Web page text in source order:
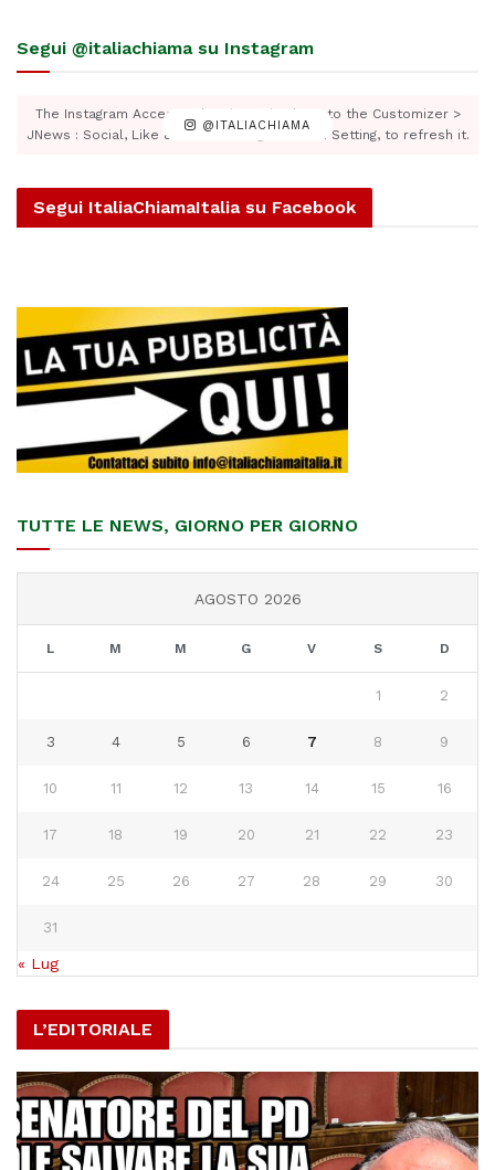
Segui @italiachiama su Instagram
@ITALIACHIAMA
The Instagram Access Token is expired, Go to the Customizer >
JNews : Social, Like & View > Instagram Feed Setting, to refresh it.
Segui ItaliaChiamaItalia su Facebook
TUTTE LE NEWS, GIORNO PER GIORNO
AGOSTO 2026
L M M G V S D
1 2
3 4 5 6 7 8 9
10 11 12 13 14 15 16
17 18 19 20 21 22 23
24 25 26 27 28 29 30
31
« Lug
L’EDITORIALE